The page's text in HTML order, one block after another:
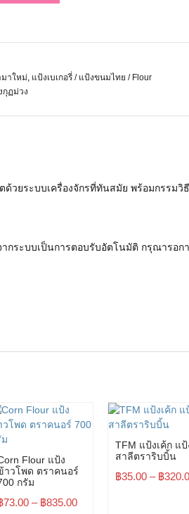
าใหม่ แป้งเบเกอรี่ / แป้งขนมไทย / Flour
กุฏม่วง
ยระบบเครื่องจักรที่ทันสมัย พร้อมกรรมวิ
กระบบเป็นการตอบรับอัตโนมัติ กรุณารอก
Flour แป้ง
าวโพด ตราคนอร์
กรัม
73.00 – ฿835.00
TFM แป้งเค้ก แป้
สาลีตราริบบิ้น
฿35.00 – ฿